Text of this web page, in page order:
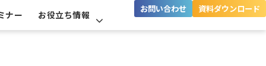
ナー お役立ち情報
お問い合わせ 資料ダウンロード